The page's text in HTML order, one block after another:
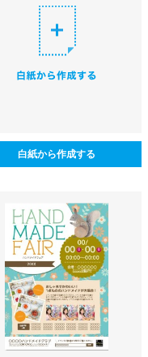
白紙から作成する